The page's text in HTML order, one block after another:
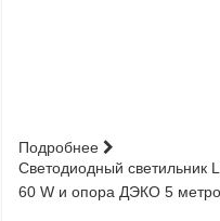
Подробнее
Светодиодный светильник
60 W и опора ДЭКО 5